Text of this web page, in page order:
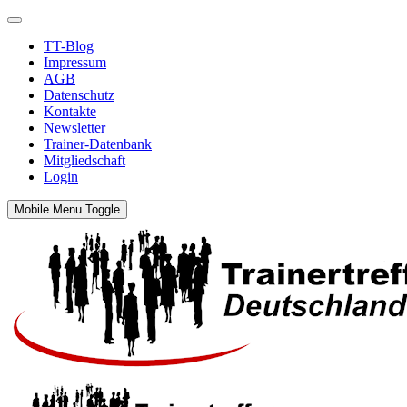
TT-Blog
Impressum
AGB
Datenschutz
Kontakte
Newsletter
Trainer-Datenbank
Mitgliedschaft
Login
Mobile Menu Toggle